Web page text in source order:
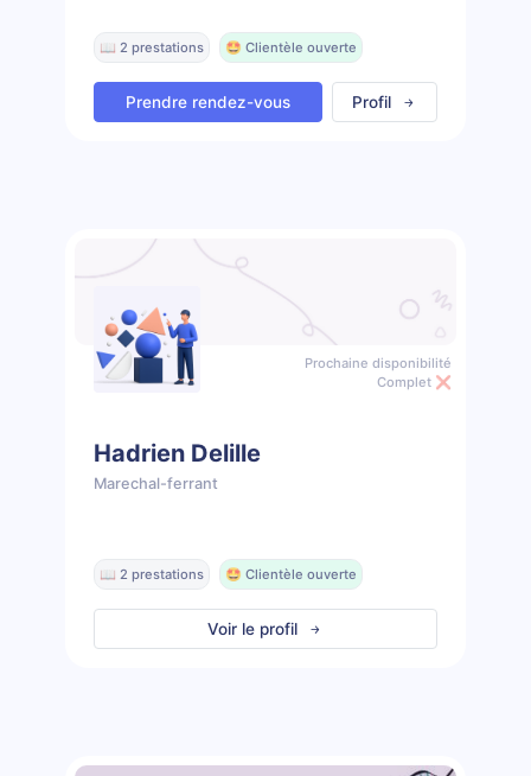
📖 2 prestations 🤩 Clientèle ouverte
Prendre rendez-vous Profil
Prochaine disponibilité
Complet ❌
Hadrien Delille
Marechal-ferrant
📖 2 prestations 🤩 Clientèle ouverte
Voir le profil